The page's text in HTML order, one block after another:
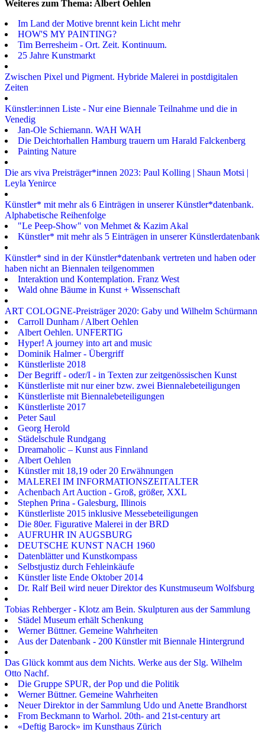
Weiteres zum Thema: Albert Oehlen
Im Land der Motive brennt kein Licht mehr
HOW'S MY PAINTING?
Tim Berresheim - Ort. Zeit. Kontinuum.
25 Jahre Kunstmarkt
Zwischen Pixel und Pigment. Hybride Malerei in postdigitalen
Zeiten
Künstler:innen Liste - Nur eine Biennale Teilnahme und die in
Venedig
Jan-Ole Schiemann. WAH WAH
Die Deichtorhallen Hamburg trauern um Harald Falckenberg
Painting Nature
Die ars viva Preisträger*innen 2023: Paul Kolling | Shaun Motsi |
Leyla Yenirce
Künstler* mit mehr als 6 Einträgen in unserer Künstler*datenbank.
Alphabetische Reihenfolge
"Le Peep-Show" von Mehmet & Kazim Akal
Künstler* mit mehr als 5 Einträgen in unserer Künstlerdatenbank
Künstler* sind in der Künstler*datenbank vertreten und haben oder
haben nicht an Biennalen teilgenommen
Interaktion und Kontemplation. Franz West
Wald ohne Bäume in Kunst + Wissenschaft
ART COLOGNE-Preisträger 2020: Gaby und Wilhelm Schürmann
Carroll Dunham / Albert Oehlen
Albert Oehlen. UNFERTIG
Hyper! A journey into art and music
Dominik Halmer - Übergriff
Künstlerliste 2018
Der Begriff - oder/I - in Texten zur zeitgenössischen Kunst
Künstlerliste mit nur einer bzw. zwei Biennalebeteiligungen
Künstlerliste mit Biennalebeteiligungen
Künstlerliste 2017
Peter Saul
Georg Herold
Städelschule Rundgang
Dreamaholic – Kunst aus Finnland
Albert Oehlen
Künstler mit 18,19 oder 20 Erwähnungen
MALEREI IM INFORMATIONSZEITALTER
Achenbach Art Auction - Groß, größer, XXL
Stephen Prina - Galesburg, Illinois
Künstlerliste 2015 inklusive Messebeteiligungen
Die 80er. Figurative Malerei in der BRD
AUFRUHR IN AUGSBURG
DEUTSCHE KUNST NACH 1960
Datenblätter und Kunstkompass
Selbstjustiz durch Fehleinkäufe
Künstler liste Ende Oktober 2014
Dr. Ralf Beil wird neuer Direktor des Kunstmuseum Wolfsburg
Tobias Rehberger - Klotz am Bein. Skulpturen aus der Sammlung
Städel Museum erhält Schenkung
Werner Büttner. Gemeine Wahrheiten
Aus der Datenbank - 200 Künstler mit Biennale Hintergrund
Das Glück kommt aus dem Nichts. Werke aus der Slg. Wilhelm
Otto Nachf.
Die Gruppe SPUR, der Pop und die Politik
Werner Büttner. Gemeine Wahrheiten
Neuer Direktor in der Sammlung Udo und Anette Brandhorst
From Beckmann to Warhol. 20th- and 21st-century art
«Deftig Barock» im Kunsthaus Zürich